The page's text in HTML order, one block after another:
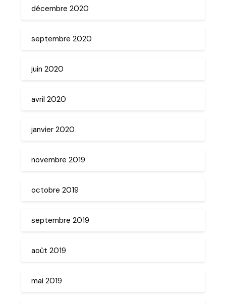
décembre 2020
septembre 2020
juin 2020
avril 2020
janvier 2020
novembre 2019
octobre 2019
septembre 2019
août 2019
mai 2019